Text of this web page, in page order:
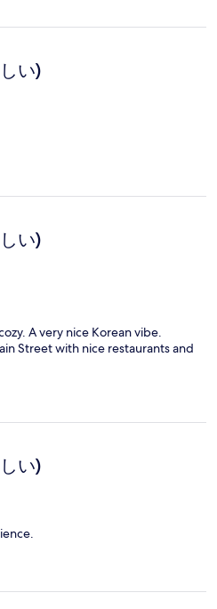
い)
い)
A very nice Korean vibe.
Street with nice restaurants and
い)